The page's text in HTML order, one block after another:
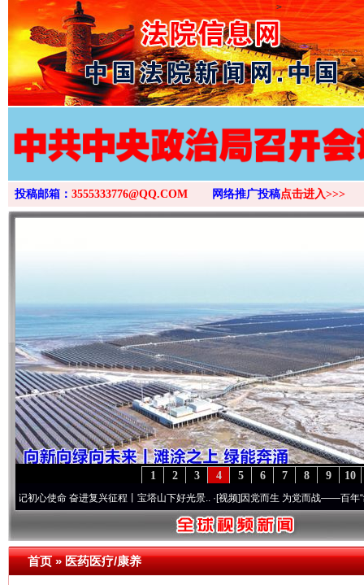
>
投稿邮箱： 3555333776@QQ.COM 网络推广投稿点击进入>>>
10
9
8
7
6
5
4
3
2
1
命 奋进复兴征程丨宝塔山下好光景..·[视频]因党而生 为党而战——百年“纪”事⑧加
首页»医药医疗/康养